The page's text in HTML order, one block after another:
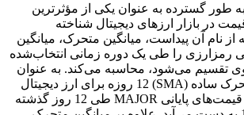
طور گسترده به عنوان یکی از مؤثرترین
در بازار ارزهای دیجیتال شناخته
نام آن پیداست، میانگین متحرک، میانگین
رمزارزی را طی یک دوره زمانی انتخاب‌شده
تقسیم می‌شود، محاسبه می‌کند. به عنوان
مثال، یک میانگین متحرک ساده (SMA) 12 روزه برای ارز دیجیتال
MAJOR با جمع‌بندی قیمت‌های پایانی MAJOR طی 12 روز گذشته